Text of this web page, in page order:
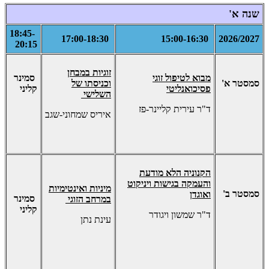
שנה א'
2026/2027
18:45-
20:15
סמסטר א'
מבוא לטיפול זוגי
פסיכואנליטי
ד"ר עירית קליינר-פז
זוגיות במבחן
וכניסתו של
השלישי
איריס שמחוני-שגב
סמינר
קליני
סמסטר ב'
הקנוניה הלא מודעת
והעמקה בגישות ויניקוט
ואוגדן
ד"ר שמשון ויגודר
מיניות ואינטימיות
במרחב הזוגי
עינת נתן
סמינר
קליני